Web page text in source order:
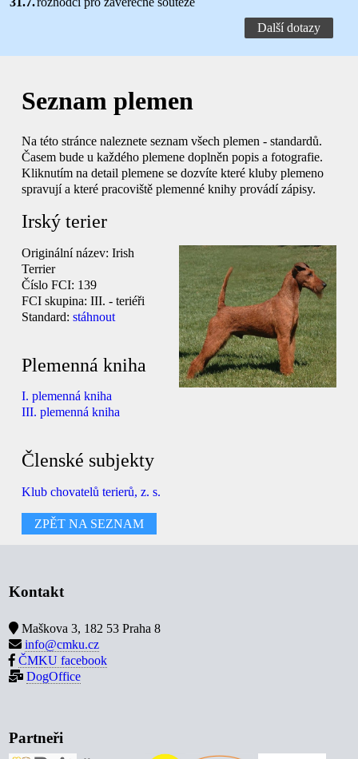
Další dotazy
Seznam plemen
Na této stránce naleznete seznam všech plemen - standardů.
Časem bude u každého plemene doplněn popis a fotografie.
Kliknutím na detail plemene se dozvíte které kluby plemeno
spravují a které pracoviště plemenné knihy provádí zápisy.
Irský terier
Originální název: Irish
Terrier
Číslo FCI: 139
FCI skupina: III. - teriéři
Standard: stáhnout
Plemenná kniha
I. plemenná kniha
III. plemenná kniha
Členské subjekty
Klub chovatelů terierů, z. s.
ZPĚT NA SEZNAM
Kontakt
Maškova 3, 182 53 Praha 8
info@cmku.cz
ČMKU facebook
DogOffice
Partneři